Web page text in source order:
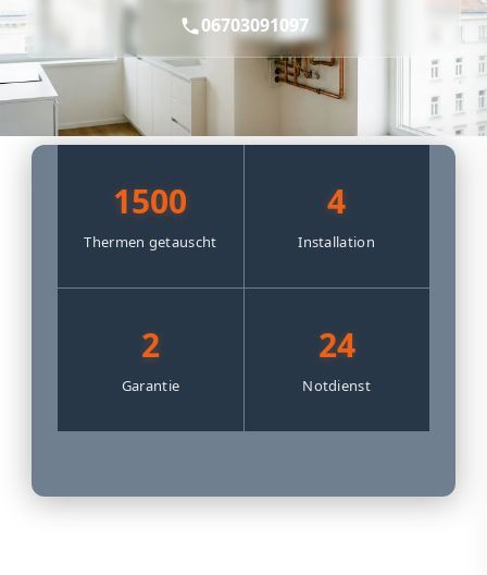
06703091097
1500
Thermen getauscht
4
Installation
2
Garantie
24
Notdienst